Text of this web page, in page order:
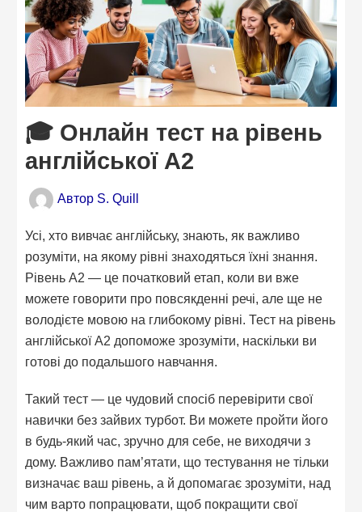
🎓 Онлайн тест на рівень
англійської A2
Автор S. Quill
Усі, хто вивчає англійську, знають, як важливо
розуміти, на якому рівні знаходяться їхні знання.
Рівень A2 — це початковий етап, коли ви вже
можете говорити про повсякденні речі, але ще не
володієте мовою на глибокому рівні. Тест на рівень
англійської A2 допоможе зрозуміти, наскільки ви
готові до подальшого навчання.
Такий тест — це чудовий спосіб перевірити свої
навички без зайвих турбот. Ви можете пройти його
в будь-який час, зручно для себе, не виходячи з
дому. Важливо пам’ятати, що тестування не тільки
визначає ваш рівень, а й допомагає зрозуміти, над
чим варто попрацювати, щоб покращити свої